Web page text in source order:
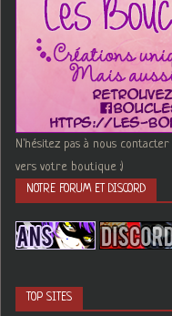
N'hésitez pas à nous
vers votre boutique :)
NOTRE FORUM ET DISCORD
TOP SITES